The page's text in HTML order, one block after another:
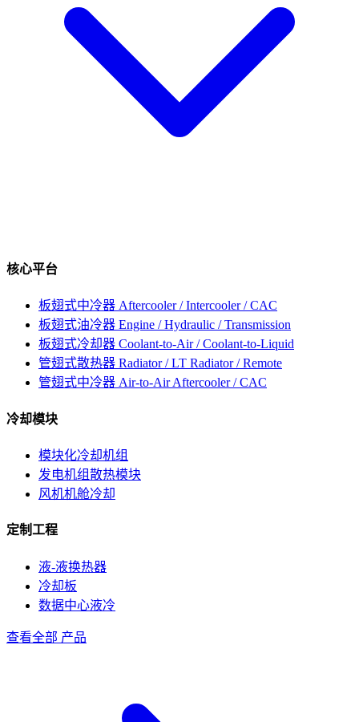
核心平台
板翅式中冷器 Aftercooler / Intercooler / CAC
板翅式油冷器 Engine / Hydraulic / Transmission
板翅式冷却器 Coolant-to-Air / Coolant-to-Liquid
管翅式散热器 Radiator / LT Radiator / Remote
管翅式中冷器 Air-to-Air Aftercooler / CAC
冷却模块
模块化冷却机组
发电机组散热模块
风机机舱冷却
定制工程
液-液换热器
冷却板
数据中心液冷
查看全部 产品